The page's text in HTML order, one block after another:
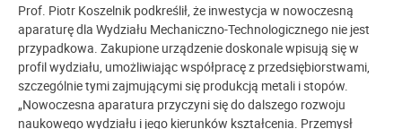
Prof. Piotr Koszelnik podkreślił, że inwestycja w nowoczesną
aparaturę dla Wydziału Mechaniczno-Technologicznego nie jest
przypadkowa. Zakupione urządzenie doskonale wpisują się w
profil wydziału, umożliwiając współpracę z przedsiębiorstwami,
szczególnie tymi zajmującymi się produkcją metali i stopów.
„Nowoczesna aparatura przyczyni się do dalszego rozwoju
naukowego wydziału i jego kierunków kształcenia. Przemysł